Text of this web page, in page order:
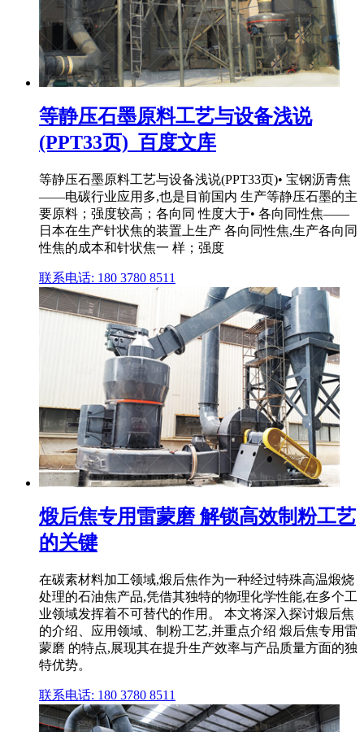
等静压石墨原料工艺与设备浅说
(PPT33页)_百度文库
等静压石墨原料工艺与设备浅说(PPT33页)• 宝钢沥青焦
——电碳行业应用多,也是目前国内 生产等静压石墨的主
要原料；强度较高；各向同 性度大于• 各向同性焦——
日本在生产针状焦的装置上生产 各向同性焦,生产各向同
性焦的成本和针状焦一 样；强度
联系电话: 180 3780 8511
煅后焦专用雷蒙磨 解锁高效制粉工艺
的关键
在碳素材料加工领域,煅后焦作为一种经过特殊高温煅烧
处理的石油焦产品,凭借其独特的物理化学性能,在多个工
业领域发挥着不可替代的作用。 本文将深入探讨煅后焦
的介绍、应用领域、制粉工艺,并重点介绍 煅后焦专用雷
蒙磨 的特点,展现其在提升生产效率与产品质量方面的独
特优势。
联系电话: 180 3780 8511